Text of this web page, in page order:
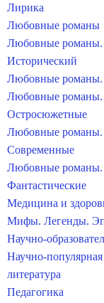
Лирика
Любовные романы
Любовные романы.
Исторический
Любовные романы.
Любовные романы.
Остросюжетные
Любовные романы.
Современные
Любовные романы.
Фантастические
Медицина и
Мифы. Легенды.
Научно-
Научно-популярная
литература
Педагогика